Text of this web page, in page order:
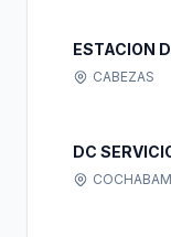
ESTACION
CABEZAS
DC